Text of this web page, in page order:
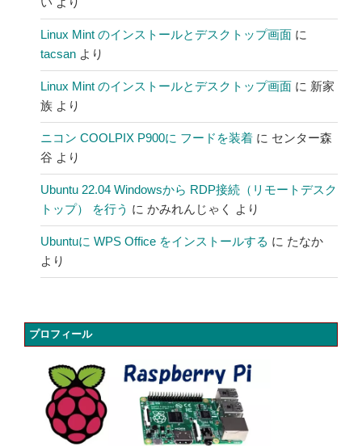
Linux Mint のインストールとデスクトップ画面 に
tacsan より
Linux Mint のインストールとデスクトップ画面 に 新家
族 より
ニコン COOLPIX P900に フードを装着 に センター森
谷 より
Ubuntu 22.04 Windowsから RDP接続（リモートデスク
トップ） を行う に かみれんじゃく より
Ubuntuに WPS Office をインストールする に たなか
より
プロフィール